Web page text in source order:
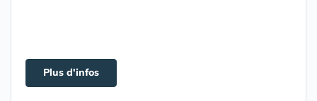
Plus d'infos